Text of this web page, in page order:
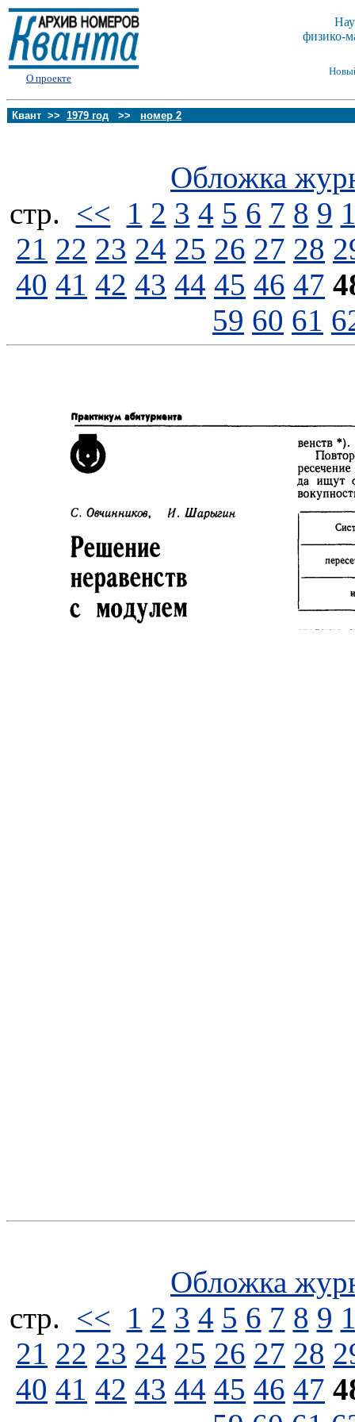
О проекте
физико-
Квант >> 1979 год >> номер 2
Обложка
стp. << 1 2 3 4 5 6 7 8 9
21 22 23 24 25 26 27 28
40 41 42 43 44 45 46 47
59 60 61
Обложка
стp. << 1 2 3 4 5 6 7 8 9
21 22 23 24 25 26 27 28
40 41 42 43 44 45 46 47